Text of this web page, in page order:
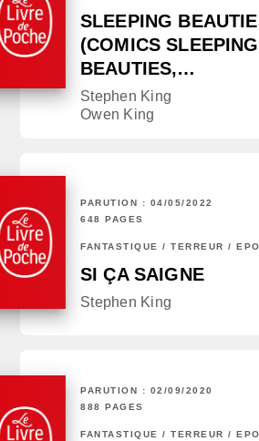
SLEEPING
(COMICS SLEEPING
BEAUTIES,…
Stephen King
Owen King
PARUTION : 04/05/2022
648 PAGES
FANTASTIQUE / TERREUR /
SI ÇA SAIGNE
Stephen King
PARUTION : 02/09/2020
888 PAGES
FANTASTIQUE / TERREUR /